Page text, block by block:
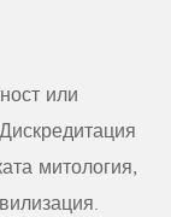
или
митология,